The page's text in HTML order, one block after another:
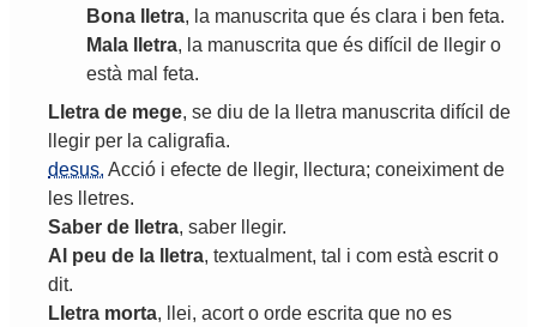
Bona
lletra, la manuscrita que és clara i ben feta.
Mala
lletra, la manuscrita que és difícil de llegir o
està mal feta.
Lletra de mege, se diu de la lletra manuscrita difícil de
llegir per la caligrafia.
desus. Acció i efecte de llegir, llectura; coneiximent de
les
lletres.
Saber de lletra, saber llegir.
Al peu de la lletra, textualment, tal i com està escrit o
dit.
Lletra morta, llei, acort o orde escrita que no es